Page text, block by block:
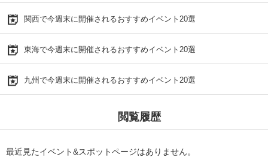
関西で今週末に開催されるおすすめイベント20選
東海で今週末に開催されるおすすめイベント20選
九州で今週末に開催されるおすすめイベント20選
閲覧履歴
最近見たイベント&スポットページはありません。